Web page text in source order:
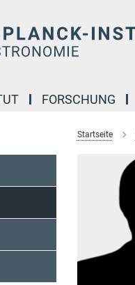
FORSCHUNG
Startseite